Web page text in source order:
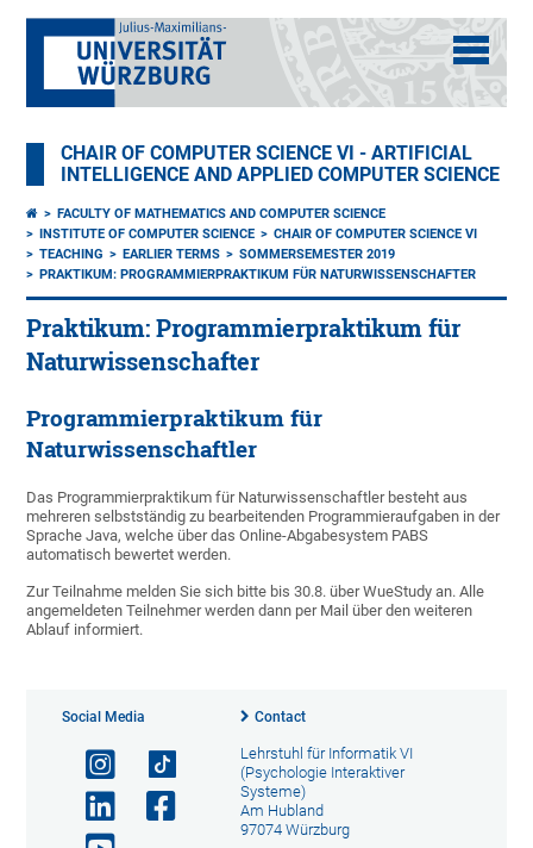
CHAIR OF COMPUTER SCIENCE VI - ARTIFICIAL
INTELLIGENCE AND APPLIED COMPUTER SCIENCE
FACULTY OF MATHEMATICS AND COMPUTER SCIENCE
INSTITUTE OF COMPUTER SCIENCE
CHAIR OF COMPUTER SCIENCE VI
TEACHING
EARLIER TERMS
SOMMERSEMESTER 2019
PRAKTIKUM: PROGRAMMIERPRAKTIKUM FÜR NATURWISSENSCHAFTER
Praktikum: Programmierpraktikum für
Naturwissenschafter
Programmierpraktikum für
Naturwissenschaftler
Das Programmierpraktikum für Naturwissenschaftler besteht aus
mehreren selbstständig zu bearbeitenden Programmieraufgaben in der
Sprache Java, welche über das Online-Abgabesystem PABS
automatisch bewertet werden.
Zur Teilnahme melden Sie sich bitte bis 30.8. über WueStudy an. Alle
angemeldeten Teilnehmer werden dann per Mail über den weiteren
Ablauf informiert.
Social Media Contact
Lehrstuhl für Informatik VI
(Psychologie Interaktiver
Systeme)
Am Hubland
97074 Würzburg